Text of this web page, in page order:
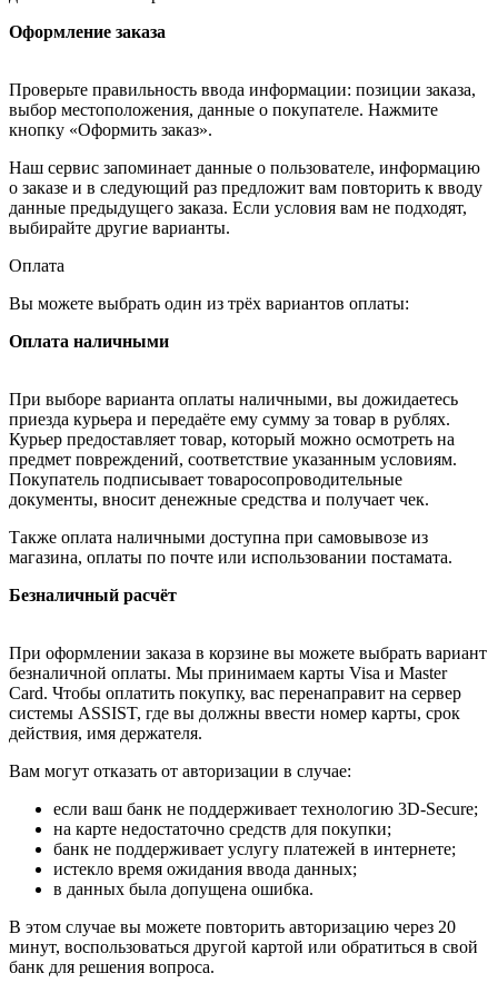
Оформление заказа
Проверьте правильность ввода информации: позиции заказа,
выбор местоположения, данные о покупателе. Нажмите
кнопку «Оформить заказ».
Наш сервис запоминает данные о пользователе, информацию
о заказе и в следующий раз предложит вам повторить к вводу
данные предыдущего заказа. Если условия вам не подходят,
выбирайте другие варианты.
Оплата
Вы можете выбрать один из трёх вариантов оплаты:
Оплата наличными
При выборе варианта оплаты наличными, вы дожидаетесь
приезда курьера и передаёте ему сумму за товар в рублях.
Курьер предоставляет товар, который можно осмотреть на
предмет повреждений, соответствие указанным условиям.
Покупатель подписывает товаросопроводительные
документы, вносит денежные средства и получает чек.
Также оплата наличными доступна при самовывозе из
магазина, оплаты по почте или использовании постамата.
Безналичный расчёт
При оформлении заказа в корзине вы можете выбрать вариант
безналичной оплаты. Мы принимаем карты Visa и Master
Card. Чтобы оплатить покупку, вас перенаправит на сервер
системы ASSIST, где вы должны ввести номер карты, срок
действия, имя держателя.
Вам могут отказать от авторизации в случае:
если ваш банк не поддерживает технологию 3D-Secure;
на карте недостаточно средств для покупки;
банк не поддерживает услугу платежей в интернете;
истекло время ожидания ввода данных;
в данных была допущена ошибка.
В этом случае вы можете повторить авторизацию через 20
минут, воспользоваться другой картой или обратиться в свой
банк для решения вопроса.